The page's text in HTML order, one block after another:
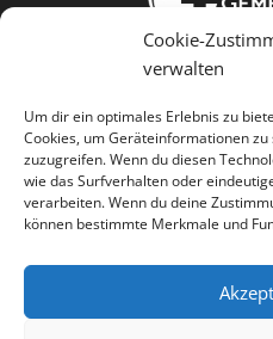
Cookie-
verwalten
Um dir ein optimales Erlebnis zu
Cookies, um Geräteinformationen
zuzugreifen. Wenn du diesen
wie das Surfverhalten oder
verarbeiten. Wenn du deine
können bestimmte Merkmale und
Jesus kennen
